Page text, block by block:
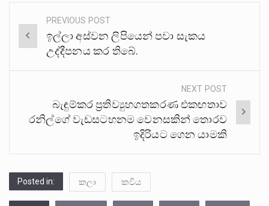
Post
navigation
PREVIOUS POST
ඉල්ලා අස්වන ලිපියෙන් පවා සැකය
උද්දීපනය කර තිබේ.
NEXT POST
බැඳුම්කර ප්‍රතිව්‍යුහගතකරණ එකඟතාව
රනිල්ගේ වැඩසටහනම වෙනසකින් තොරව
ඉදිරියට ගෙන යාමකි
Posted in: කලා කවිය